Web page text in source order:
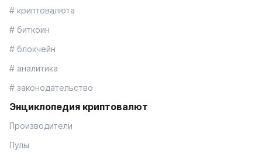
# криптовалюта
# биткоин
# блокчейн
# аналитика
# законодательство
Энциклопедия криптовалют
Производители
Пулы